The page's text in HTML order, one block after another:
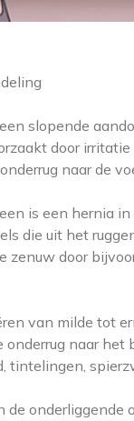
slopende
door
naar de
is een hernia
die uit het
zenuw door
van milde tot
naar
tintelingen,
onderliggende